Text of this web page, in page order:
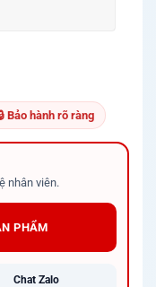
Bảo hành rõ ràng
nhân viên.
PHẨM
Chat Zalo